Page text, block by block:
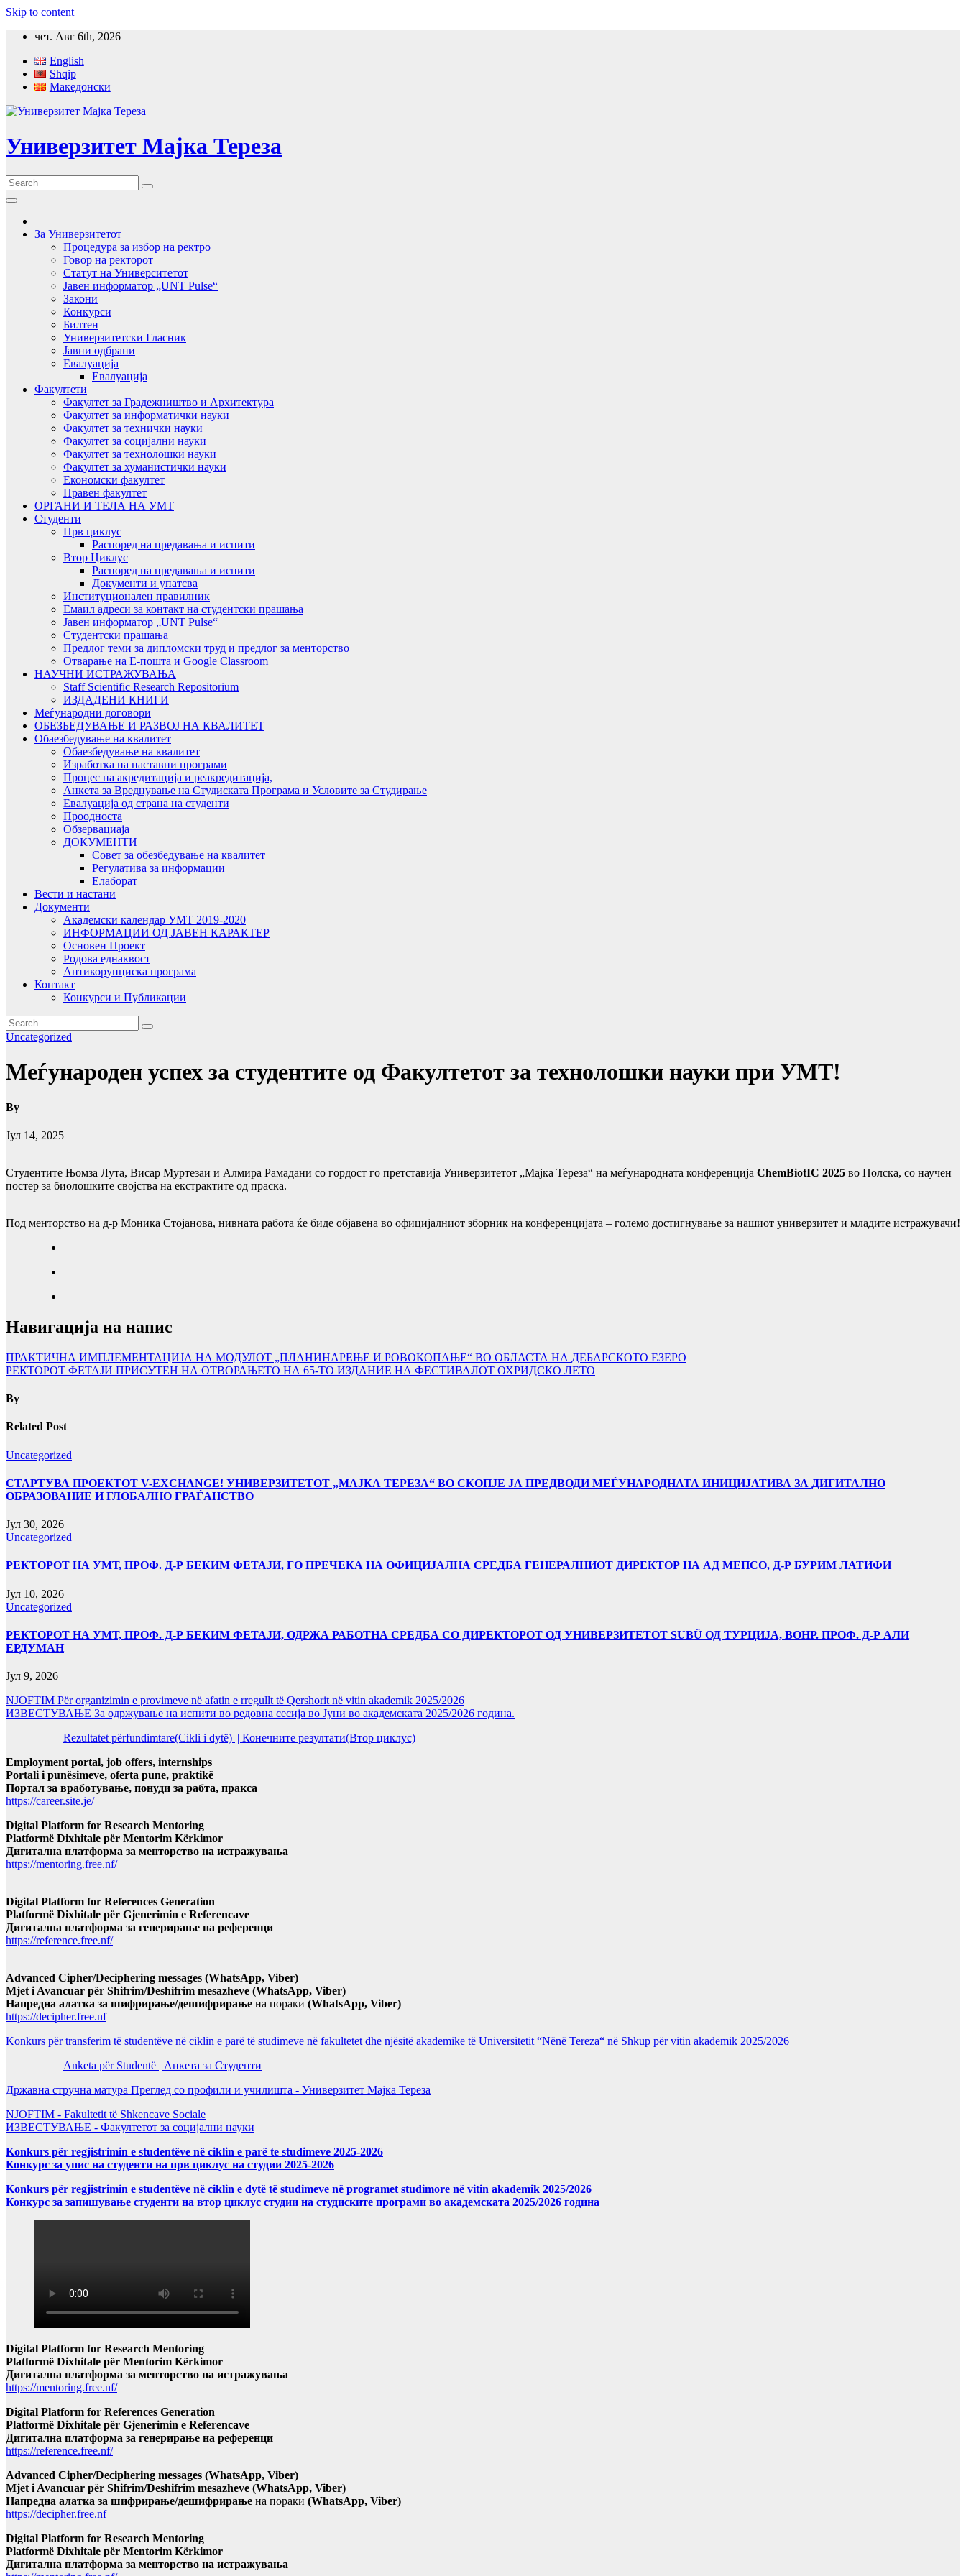
Skip to content
чет. Авг 6th, 2026
English
Shqip
Македонски
Универзитет Мајка Тереза
За Универзитетот
Процедура за избор на ректро
Говор на ректорот
Статут на Университетот
Јавен информатор „UNT Pulse“
Закони
Конкурси
Билтен
Универзитетски Гласник
Јавни одбрани
Евалуација
Евалуација
Факултети
Факултет за Градежништво и Архитектура
Факултет за информатички науки
Факултет за технички науки
Факултет за социјални науки
Факултет за технолошки науки
Факултет за хуманистички науки
Економски факултет
Правен факултет
ОРГАНИ И ТЕЛА НА УМТ
Студенти
Прв циклус
Распоред на предавањa и испити
Втор Циклус
Распоред на предавањa и испити
Документи и упатсва
Институционален правилник
Емаил адреси за контакт на студентски прашања
Јавен информатор „UNT Pulse“
Студентски прашања
Предлог теми за дипломски труд и предлог за менторство
Отварање на Е-пошта и Google Classroom
НАУЧНИ ИСТРАЖУВАЊА
Staff Scientific Research Repositorium
ИЗДАДЕНИ КНИГИ
Меѓународни договори
ОБЕЗБЕДУВАЊЕ И РАЗВОЈ НА КВАЛИТЕТ
Обаезбедување на квалитет
Обаезбедување на квалитет
Изработка на наставни програми
Процес на акредитација и реакредитација,
Анкета за Вреднување на Студиската Програма и Условите за Студирање
Евалуација од страна на студенти
Проодноста
Обзервациаја
ДОКУМЕНТИ
Совет за обезбедување на квалитет
Регулатива за информации
Елаборат
Вести и настани
Документи
Академски календар УМТ 2019-2020
ИНФОРМАЦИИ ОД ЈАВЕН КАРАКТЕР
Основен Проект
Родова еднаквост
Антикорупциска програма
Контакт
Конкурси и Публикации
Uncategorized
Меѓународен успех за студентите од Факултетот за технолошки науки при УMТ!
By
Јул 14, 2025
Студентите Њомза Лута, Висар Муртезаи и Алмира Рамадани со гордост го претставија Универзитетот „Маjка Тереза“ на меѓународната конференција ChemBiotIC 2025 во Полска, со научен
постер за биолошките својства на екстрактите од праска.
Под менторство на д-р Моника Стојанова, нивната работа ќе биде објавена во официјалниот зборник на конференцијата – големо достигнување за нашиот универзитет и младите истражувачи!
Навигација на напис
ПРАКТИЧНА ИМПЛЕМЕНТАЦИЈА НА МОДУЛОТ „ПЛАНИНАРЕЊЕ И РОВОКОПАЊЕ“ ВО ОБЛАСТА НА ДЕБАРСКОТО ЕЗЕРО
РЕКТОРОТ ФЕТАJИ ПРИСУТЕН НА ОТВОРАЊЕТО НА 65-ТО ИЗДАНИЕ НА ФЕСТИВАЛОТ ОХРИДСКО ЛЕТО
By
Related Post
Uncategorized
СТАРТУВА ПРОЕКТОТ V-EXCHANGE! УНИВЕРЗИТЕТОТ „МАЈКА ТЕРЕЗА“ ВО СКОПЈЕ ЈА ПРЕДВОДИ МЕЃУНАРОДНАТА ИНИЦИЈАТИВА ЗА ДИГИТАЛНО
ОБРАЗОВАНИЕ И ГЛОБАЛНО ГРАЃАНСТВО
Јул 30, 2026
Uncategorized
РЕКТОРОТ НА УМТ, ПРОФ. Д-Р БЕКИМ ФЕТАЈИ, ГО ПРЕЧЕКА НА ОФИЦИЈАЛНА СРЕДБА ГЕНЕРАЛНИОТ ДИРЕКТОР НА АД МЕПСО, Д-Р БУРИМ ЛАТИФИ
Јул 10, 2026
Uncategorized
РЕКТОРОТ НА УМТ, ПРОФ. Д-Р БЕКИМ ФЕТАЈИ, ОДРЖА РАБОТНА СРЕДБА СО ДИРЕКТОРОТ ОД УНИВЕРЗИТЕТОТ SUBÜ ОД ТУРЦИЈА, ВОНР. ПРОФ. Д-Р АЛИ
ЕРДУМАН
Јул 9, 2026
NJOFTIM Për organizimin e provimeve në afatin e rregullt të Qershorit në vitin akademik 2025/2026
ИЗВЕСТУВАЊЕ За одржување на испити во редовна сесија во Јуни во академската 2025/2026 година.
Rezultatet përfundimtare(Cikli i dytë) || Конечните резултати(Втор циклус)
Employment portal, job offers, internships
Portali i punësimeve, oferta pune, praktikë
Портал за вработување, понуди за рабта, пракса
https://career.site.je/
Digital Platform for Research Mentoring
Platformë Dixhitale për Mentorim Kërkimor
Дигитална платформа за менторство на истражувања
https://mentoring.free.nf/
Digital Platform for References Generation
Platformë Dixhitale për Gjenerimin e Referencave
Дигитална платформа за генерирање на референци
https://reference.free.nf/
Advanced Cipher/Deciphering messages (WhatsApp, Viber)
Mjet i Avancuar për Shifrim/Deshifrim mesazheve (WhatsApp, Viber)
Напредна алатка за шифрирање/дешифрирање на пораки (WhatsApp, Viber)
https://decipher.free.nf
Konkurs për transferim të studentëve në ciklin e parë të studimeve në fakultetet dhe njësitë akademike të Universitetit “Nënë Tereza“ në Shkup për vitin akademik 2025/2026
Anketa për Studentë | Анкета за Студенти
Државна стручна матура Преглед со профили и училишта - Универзитет Мајка Тереза
NJOFTIM - Fakultetit të Shkencave Sociale
ИЗВЕСТУВАЊЕ - Факултетот за социјални науки
Konkurs për regjistrimin e studentëve në ciklin e parë te studimeve 2025-2026
Конкурс за упис на студенти на прв циклус на студии 2025-2026
Konkurs për regjistrimin e studentëve në ciklin e dytë të studimeve në programet studimore në vitin akademik 2025/2026
Конкурс за запишување студенти на втор циклус студии на студиските програми во академската 2025/2026 година
Digital Platform for Research Mentoring
Platformë Dixhitale për Mentorim Kërkimor
Дигитална платформа за менторство на истражувања
https://mentoring.free.nf/
Digital Platform for References Generation
Platformë Dixhitale për Gjenerimin e Referencave
Дигитална платформа за генерирање на референци
https://reference.free.nf/
Advanced Cipher/Deciphering messages (WhatsApp, Viber)
Mjet i Avancuar për Shifrim/Deshifrim mesazheve (WhatsApp, Viber)
Напредна алатка за шифрирање/дешифрирање на пораки (WhatsApp, Viber)
https://decipher.free.nf
Digital Platform for Research Mentoring
Platformë Dixhitale për Mentorim Kërkimor
Дигитална платформа за менторство на истражувања